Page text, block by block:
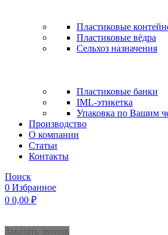
Пластиковые
Пластиковые вёдра
Сельхоз назначения
Пластиковые банки
IML-этикетка
Упаковка по Вашим
Производство
О компании
Статьи
Контакты
Поиск
0 Избранное
0 0,00 ₽
Заказать звонок